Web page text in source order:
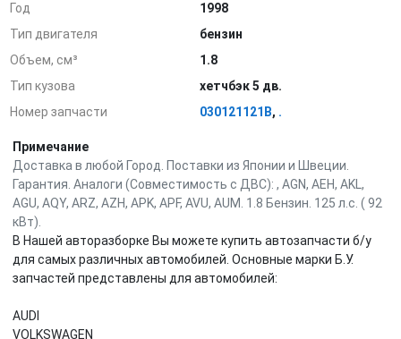
Год
1998
Тип двигателя
бензин
Объем, см³
1.8
Тип кузова
хетчбэк 5 дв.
Номер запчасти
030121121B, .
Примечание
Доставка в любой Город. Поставки из Японии и Швеции.
Гарантия. Аналоги (Совместимость с ДВС): , AGN, AEH, AKL,
AGU, AQY, ARZ, AZH, APK, APF, AVU, AUM. 1.8 Бензин. 125 л.с. ( 92
кВт).
В Нашей авторазборке Вы можете купить автозапчасти б/у
для самых различных автомобилей. Основные марки Б.У.
запчастей представлены для автомобилей:
AUDI
VOLKSWAGEN